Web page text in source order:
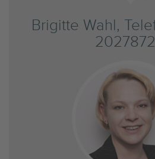
Brigitte Wahl,